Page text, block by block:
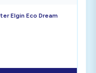
Elgin Eco Dream